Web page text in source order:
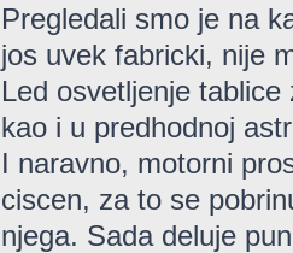
Pregledali smo je na
jos uvek fabricki, nije
Led osvetljenje
kao i u predhodnoj
I naravno, motorni
ciscen, za to se
njega. Sada deluje